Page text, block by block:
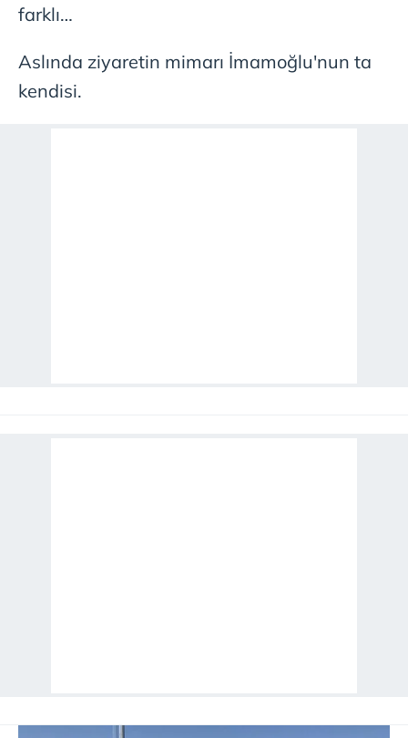
farklı…
Aslında ziyaretin mimarı İmamoğlu'nun ta
kendisi.